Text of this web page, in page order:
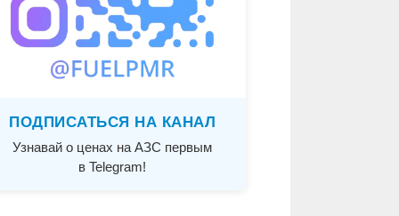
ПОДПИСАТЬСЯ НА КАНАЛ
Узнавай о ценах на АЗС первым
в Telegram!